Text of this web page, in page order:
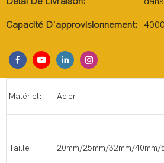
Capacité D'approvisionnement:
Matériel: Acier
Taille: 20mm/25mm/32mm/40mm/